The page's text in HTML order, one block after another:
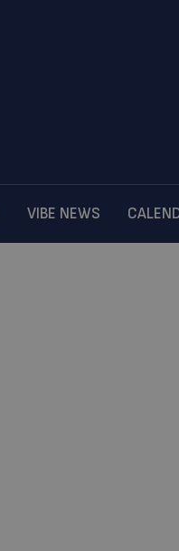
VIBE NEWS